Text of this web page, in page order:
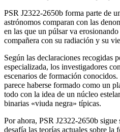
PSR J2322-2650b forma parte de
astrónomos comparan con las
en las que un púlsar va
compañera con su radiación y su
Según las declaraciones recogidas
especializada, los investigadores
escenarios de formación
parece haberse formado como un
todo con la idea de un núcleo
binarias «viuda negra» típicas.
Por ahora, PSR J2322-2650b
desafía las teorías actuales sobre